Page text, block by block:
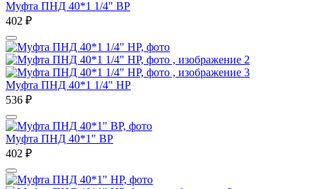
Муфта ПНД 40*1 1/4" ВР
402 ₽
Муфта ПНД 40*1 1/4" НР
536 ₽
Муфта ПНД 40*1" ВР
402 ₽